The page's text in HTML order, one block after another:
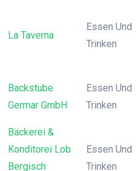
La Taverna
Essen Und
Trinken
Backstube
Germar GmbH
Essen Und
Trinken
Bäckerei &
Konditorei Lob
Bergisch
Essen Und
Trinken